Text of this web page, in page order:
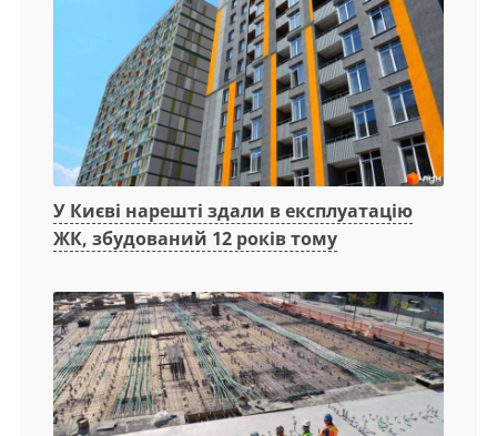
У Києві нарешті здали в експлуатацію
ЖК, збудований 12 років тому